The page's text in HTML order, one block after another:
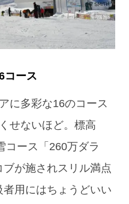
コース
に多彩な16のコース
せないほど。標高
コース「260万ダラ
が施されスリル満点
用にはちょうどいい